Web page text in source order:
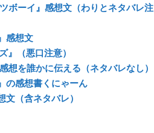
ボーイ』感想文（わりとネタバレ注
感想文
』（悪口注意）
想を誰かに伝える（ネタバレなし）
の感想書くにゃーん
（含ネタバレ）